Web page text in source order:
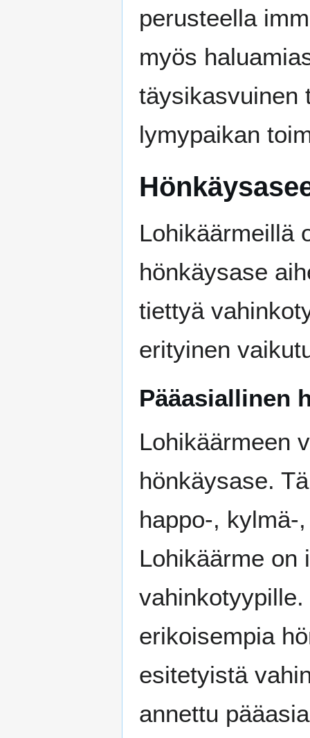
perusteella
myös
täysikasvuinen
lymypaikan
Lohikäärmeillä
hönkäysase
tiettyä
erityinen
Pääasiallinen
Lohikäärmeen
hönkäysase.
happo-, kylmä-
Lohikäärme on
erikoisempia
esitetyistä
annettu